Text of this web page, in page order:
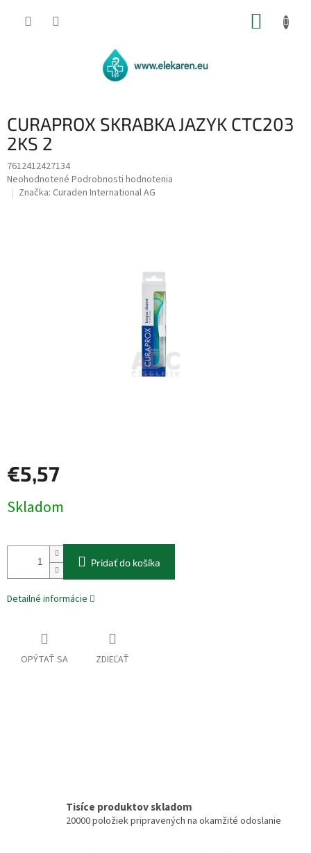
CURAPROX SKRABKA JAZYK CTC203
2KS 2
7612412427134
Priemerné
hodnotenie
Neohodnotené Podrobnosti hodnotenia
Značka: Curaden International AG
€5,57
cena:
Skladom
Pridať do košíka
Detailné informácie
OPÝTAŤ SA ZDIEĽAŤ
Tisíce produktov skladom
20000 položiek pripravených na okamžité odoslanie